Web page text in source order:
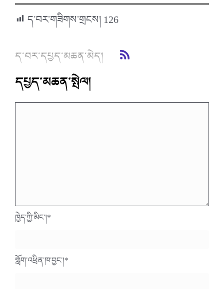
ད་བར་གཟིགས་གྲངས།126
ད་བར་དཔྱད་མཆན་མེད།
དཔྱད་མཆན་སྤེལ།
ཁྱེད་ཀྱི་མིང་།*
གློག་འཕྲིན་ཁ་བྱང་།*